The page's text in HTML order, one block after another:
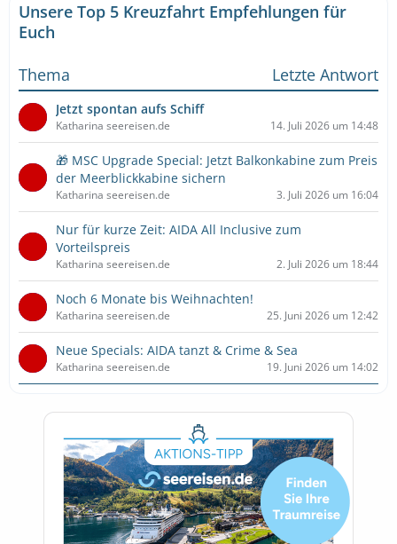
Unsere Top 5 Kreuzfahrt Empfehlungen für
Euch
Thema
Letzte Antwort
Jetzt spontan aufs Schiff
Katharina seereisen.de 14. Juli 2026 um 14:48
🎁 MSC Upgrade Special: Jetzt Balkonkabine zum Preis
der Meerblickkabine sichern
Katharina seereisen.de 3. Juli 2026 um 16:04
Nur für kurze Zeit: AIDA All Inclusive zum
Vorteilspreis
Katharina seereisen.de 2. Juli 2026 um 18:44
Noch 6 Monate bis Weihnachten!
Katharina seereisen.de 25. Juni 2026 um 12:42
Neue Specials: AIDA tanzt & Crime & Sea
Katharina seereisen.de 19. Juni 2026 um 14:02